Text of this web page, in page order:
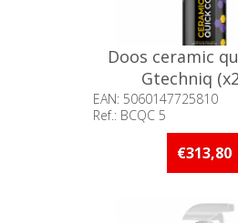
Doos ceramic
Gtechniq
EAN: 5060147725810
Ref.: BCQC 5
Beschikbaarheid::
€313,80